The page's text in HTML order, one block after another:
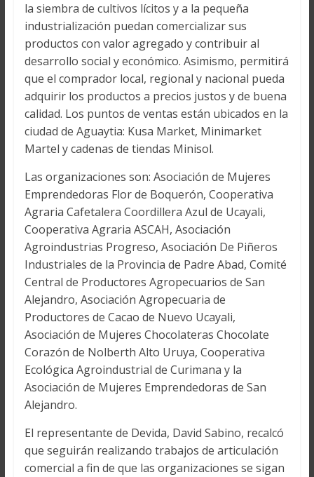
la siembra de cultivos lícitos y a la pequeña
industrialización puedan comercializar sus
productos con valor agregado y contribuir al
desarrollo social y económico. Asimismo, permitirá
que el comprador local, regional y nacional pueda
adquirir los productos a precios justos y de buena
calidad. Los puntos de ventas están ubicados en la
ciudad de Aguaytia: Kusa Market, Minimarket
Martel y cadenas de tiendas Minisol.
Las organizaciones son: Asociación de Mujeres
Emprendedoras Flor de Boquerón, Cooperativa
Agraria Cafetalera Coordillera Azul de Ucayali,
Cooperativa Agraria ASCAH, Asociación
Agroindustrias Progreso, Asociación De Piñeros
Industriales de la Provincia de Padre Abad, Comité
Central de Productores Agropecuarios de San
Alejandro, Asociación Agropecuaria de
Productores de Cacao de Nuevo Ucayali,
Asociación de Mujeres Chocolateras Chocolate
Corazón de Nolberth Alto Uruya, Cooperativa
Ecológica Agroindustrial de Curimana y la
Asociación de Mujeres Emprendedoras de San
Alejandro.
El representante de Devida, David Sabino, recalcó
que seguirán realizando trabajos de articulación
comercial a fin de que las organizaciones se sigan